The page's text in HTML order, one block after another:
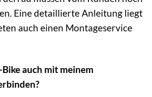
Eine detaillierte Anleitung liegt
auch einen Montageservice
Bike auch mit meinem